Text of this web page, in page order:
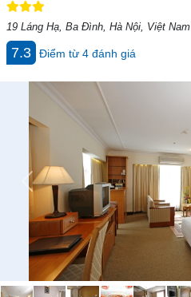
19 Láng Hạ, Ba Đình, Hà Nội, Việt Nam
7.3 Điểm từ 4 đánh giá
Previous